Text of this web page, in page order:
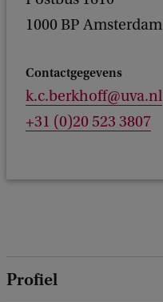
1000 BP Amsterdam
Contactgegevens
k.c.berkhoff@uva.nl
+31 (0)20 523 3807
Profiel